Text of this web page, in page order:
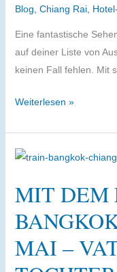
Blog Chiang Rai,
Eine fantastische
auf deiner Liste von
keinen Fall fehlen. Mit
Der
sichtbare
Big
in
Rai
Weiterlesen »
MIT DEM
MAI –